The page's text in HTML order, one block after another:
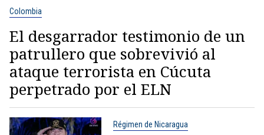
Colombia
El desgarrador testimonio de un
patrullero que sobrevivió al
ataque terrorista en Cúcuta
perpetrado por el ELN
Régimen de Nicaragua